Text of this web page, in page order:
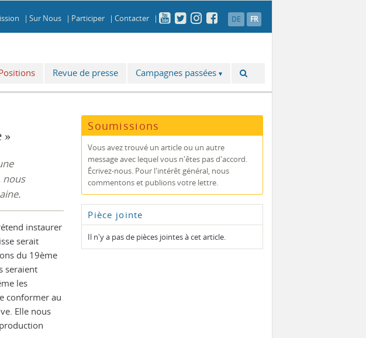
DE FR
Contacter
Participer
Sur Nous
Revue de presse Campagnes passées
»
nous
instaurer
serait
du 19ème
seraient
les
conformer au
Elle nous
Soumissions
Vous avez trouvé un article ou un autre
message avec lequel vous n'êtes pas d'accord.
Écrivez-nous. Pour l'intérêt général, nous
commentons et publions votre lettre.
Pièce jointe
Il n'y a pas de pièces jointes à cet article.